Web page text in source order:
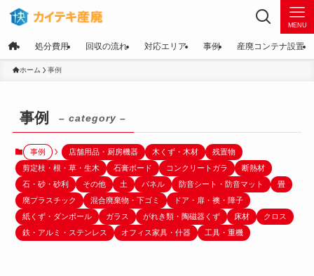
MENU
処分費用 回収の流れ 対応エリア 事例 産廃コンテナ設置
ホーム 事例
事例 – category –
事例 店舗用品・厨房機器 木くず・木材
残置物
剪定枝・根・草・生木
石膏ボード コンクリートガラ
断熱材
石・砂・砂利
その他 土 パネル 防音シート・防音マット
畳
廃プラスチック
混合廃棄物・下ゴミ
ドア・扉・襖・障子
紙くず・ダンボール
ガラス がれき類・陶磁器くず 床材
クロス
鉄・アルミ・ステンレス
オフィス家具・什器 工具・重機